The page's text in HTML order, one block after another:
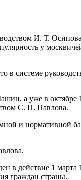
И. Т.
у
в системе
а уже в октябре
С. П. Павлова.
и нормативной
в действие 1
граждан страны.